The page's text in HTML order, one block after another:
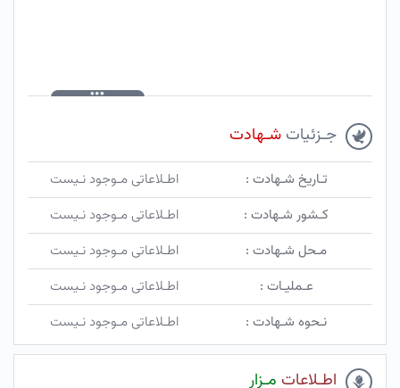
جـزئیات شـهادت
تـاریخ شـهادت :
اطـلاعاتی مـوجود نـیست
کـشور شـهادت :
اطـلاعاتی مـوجود نـیست
مـحل شـهادت :
اطـلاعاتی مـوجود نـیست
عـملیـات :
اطـلاعاتی مـوجود نـیست
نـحوه شـهادت :
اطـلاعاتی مـوجود نـیست
اطـلاعات مـزار